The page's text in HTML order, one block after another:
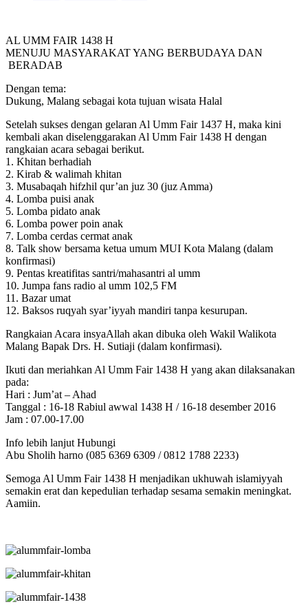
AL UMM FAIR 1438 H
MENUJU MASYARAKAT YANG BERBUDAYA DAN
BERADAB
Dengan tema:
Dukung, Malang sebagai kota tujuan wisata Halal
Setelah sukses dengan gelaran Al Umm Fair 1437 H, maka kini
kembali akan diselenggarakan Al Umm Fair 1438 H dengan
rangkaian acara sebagai berikut.
1. Khitan berhadiah
2. Kirab & walimah khitan
3. Musabaqah hifzhil qur’an juz 30 (juz Amma)
4. Lomba puisi anak
5. Lomba pidato anak
6. Lomba power poin anak
7. Lomba cerdas cermat anak
8. Talk show bersama ketua umum MUI Kota Malang (dalam
konfirmasi)
9. Pentas kreatifitas santri/mahasantri al umm
10. Jumpa fans radio al umm 102,5 FM
11. Bazar umat
12. Baksos ruqyah syar’iyyah mandiri tanpa kesurupan.
Rangkaian Acara insyaAllah akan dibuka oleh Wakil Walikota
Malang Bapak Drs. H. Sutiaji (dalam konfirmasi).
Ikuti dan meriahkan Al Umm Fair 1438 H yang akan dilaksanakan
pada:
Hari : Jum’at – Ahad
Tanggal : 16-18 Rabiul awwal 1438 H / 16-18 desember 2016
Jam : 07.00-17.00
Info lebih lanjut Hubungi
Abu Sholih harno (085 6369 6309 / 0812 1788 2233)
Semoga Al Umm Fair 1438 H menjadikan ukhuwah islamiyyah
semakin erat dan kepedulian terhadap sesama semakin meningkat.
Aamiin.